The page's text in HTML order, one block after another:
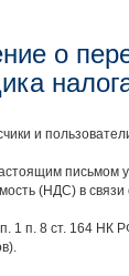
о
и
письмом
(НДС) в
1 п. 8 ст. 164